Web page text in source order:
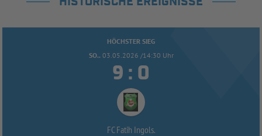
HÖCHSTER SIEG
SO.. 03.05.2026 /14:30 Uhr
 : 
FC Fatih Ingols.